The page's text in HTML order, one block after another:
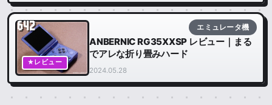
★レビュー
642 エミュレータ機
ANBERNIC RG35XXSP レビュー｜まる
でアレな折り畳みハード
2024.05.28